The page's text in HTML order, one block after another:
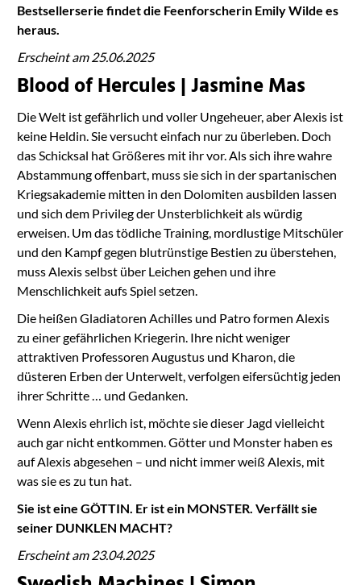
Bestsellerserie findet die Feenforscherin Emily Wilde es
heraus.
Erscheint am 25.06.2025
Blood of Hercules | Jasmine Mas
Die Welt ist gefährlich und voller Ungeheuer, aber Alexis ist
keine Heldin. Sie versucht einfach nur zu überleben. Doch
das Schicksal hat Größeres mit ihr vor. Als sich ihre wahre
Abstammung offenbart, muss sie sich in der spartanischen
Kriegsakademie mitten in den Dolomiten ausbilden lassen
und sich dem Privileg der Unsterblichkeit als würdig
erweisen. Um das tödliche Training, mordlustige Mitschüler
und den Kampf gegen blutrünstige Bestien zu überstehen,
muss Alexis selbst über Leichen gehen und ihre
Menschlichkeit aufs Spiel setzen.
Die heißen Gladiatoren Achilles und Patro formen Alexis
zu einer gefährlichen Kriegerin. Ihre nicht weniger
attraktiven Professoren Augustus und Kharon, die
düsteren Erben der Unterwelt, verfolgen eifersüchtig jeden
ihrer Schritte … und Gedanken.
Wenn Alexis ehrlich ist, möchte sie dieser Jagd vielleicht
auch gar nicht entkommen. Götter und Monster haben es
auf Alexis abgesehen – und nicht immer weiß Alexis, mit
was sie es zu tun hat.
Sie ist eine GÖTTIN. Er ist ein MONSTER. Verfällt sie
seiner DUNKLEN MACHT?
Erscheint am 23.04.2025